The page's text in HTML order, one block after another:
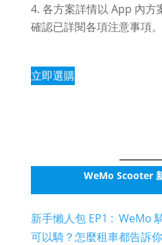
各方案詳情以 App 內方
確認已詳閱各項注意事項。
立即選購
WeMo Scooter
新手懶人包 EP1 : WeMo
可以騎？怎麼租車都告訴你